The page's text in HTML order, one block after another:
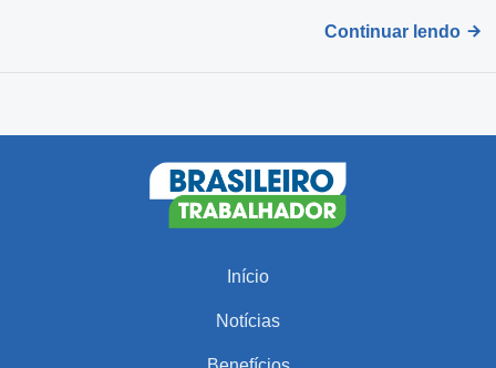
Continuar lendo
Início
Notícias